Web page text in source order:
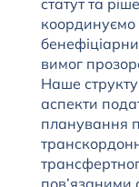
статут та
координуємо
вимог
Наше
аспекти
планування